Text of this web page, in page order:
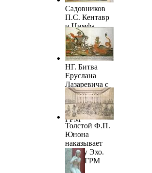
Садовников
П.С. Кентавр
и Нимфа.
Конец 1830-х
– начало 1840-
х. ГРМ
НГ. Битва
Еруслана
Лазаревича с
Царем
Змейским.
1830-1840-е.
ГРМ
Толстой Ф.П.
Юнона
наказывает
нимфу Эхо.
1842. ГРМ